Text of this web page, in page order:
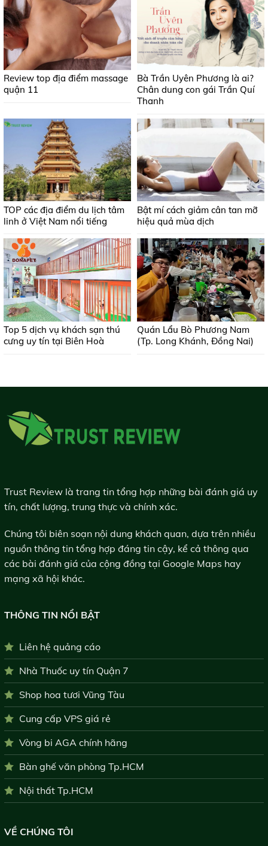
Review top địa điểm massage
quận 11
Bà Trần Uyên Phương là ai?
Chân dung con gái Trần Quí
Thanh
TOP các địa điểm du lịch tâm
linh ở Việt Nam nổi tiếng
Bật mí cách giảm cân tan mỡ
hiệu quả mùa dịch
Top 5 dịch vụ khách sạn thú
cưng uy tín tại Biên Hoà
Quán Lẩu Bò Phương Nam
(Tp. Long Khánh, Đồng Nai)
Trust Review là trang tin tổng hợp những bài đánh giá uy
tín, chất lượng, trung thực và chính xác.
Chúng tôi biên soạn nội dung khách quan, dựa trên nhiều
nguồn thông tin tổng hợp đáng tin cậy, kể cả thông qua
các bài đánh giá của cộng đồng tại Google Maps hay
mạng xã hội khác.
THÔNG TIN NỔI BẬT
Liên hệ quảng cáo
Nhà Thuốc uy tín Quận 7
Shop hoa tươi Vũng Tàu
Cung cấp VPS giá rẻ
Vòng bi AGA chính hãng
Bàn ghế văn phòng Tp.HCM
Nội thất Tp.HCM
VỀ CHÚNG TÔI